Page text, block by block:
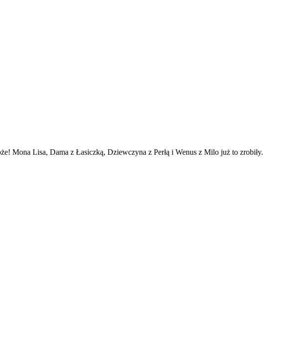
Mona Lisa, Dama z Łasiczką, Dziewczyna z Perłą i Wenus z Milo już to zrobiły.